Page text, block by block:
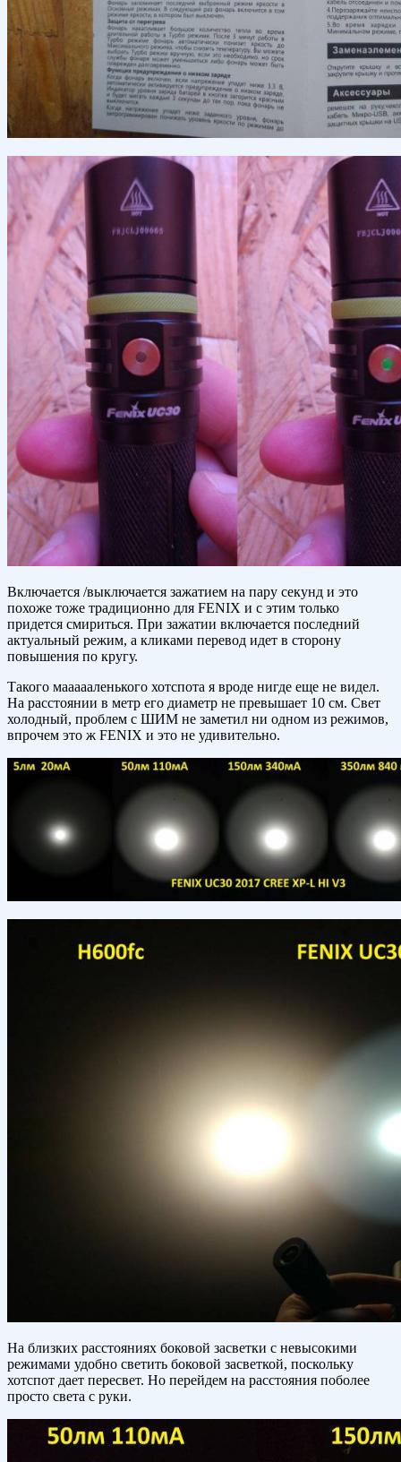
Включается /выключается зажатием на пару секунд и это
похоже тоже традиционно для FENIX и с этим только
придется смириться. При зажатии включается последний
актуальный режим, а кликами перевод идет в сторону
повышения по кругу.
Такого маааааленького хотспота я вроде нигде еще не видел.
На расстоянии в метр его диаметр не превышает 10 см. Свет
холодный, проблем с ШИМ не заметил ни одном из режимов,
впрочем это ж FENIX и это не удивительно.
На близких расстояниях боковой засветки с невысокими
режимами удобно светить боковой засветкой, поскольку
хотспот дает пересвет. Но перейдем на расстояния поболее
просто света с руки.